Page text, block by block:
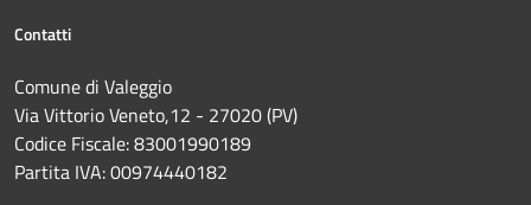
Contatti
Comune di Valeggio
Via Vittorio Veneto,12 - 27020 (PV)
Codice Fiscale: 83001990189
Partita IVA: 00974440182